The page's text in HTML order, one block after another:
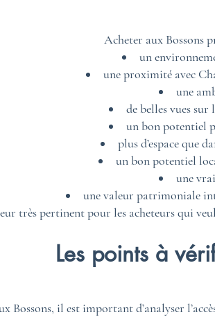
Acheter aux Bossons
un
une proximité avec
une
de belles vues sur
un bon potentiel
plus d’espace que
un bon potentiel
une
une valeur patrimoniale
très pertinent pour les acheteurs qui
Les points à
Bossons, il est important d’analyser